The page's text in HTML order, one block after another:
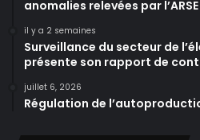
anomalies relevées par l’ARSE
il y a 2 semaines
Surveillance du secteur de
présente son rapport de
juillet 6, 2026
Régulation de